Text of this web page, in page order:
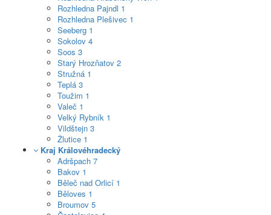
Rozhledna Pajndl 1
Rozhledna Plešivec 1
Seeberg 1
Sokolov 4
Soos 3
Starý Hrozňatov 2
Stružná 1
Teplá 3
Toužim 1
Valeč 1
Velký Rybník 1
Vildštejn 3
Žlutice 1
Kraj Královéhradecký
Adršpach 7
Bakov 1
Běleč nad Orlicí 1
Běloves 1
Broumov 5